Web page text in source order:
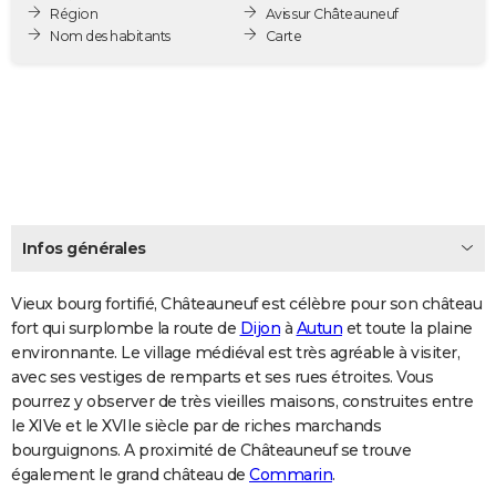
Destinations
City break
Voyage nature
Voyage de noces
Forum
ClimatPHOTO
Dictionnaire
Biographies
Citations
Expressions
Proverbes
PROGRAMME TV
COPAINS D'AVANT
S'inscrire
Se connecter
Lycées
Collèges
Primaires
Universités
Entreprises
Service militaire
Avis de recherche
AVIS DE DÉCÈS
FORUM
Bricolage
Lifestyle
Culture
Sport
Auto
Television
Voyage
Cinema
Région
Nom des habitants
Avis sur Châteauneuf
Carte
Infos générales
Vieux bourg fortifié, Châteauneuf est célèbre pour son château
fort qui surplombe la route de Dijon à Autun et toute la plaine
environnante. Le village médiéval est très agréable à visiter,
avec ses vestiges de remparts et ses rues étroites. Vous
pourrez y observer de très vieilles maisons, construites entre
le XIVe et le XVIIe siècle par de riches marchands
bourguignons. A proximité de Châteauneuf se trouve
également le grand château de Commarin.